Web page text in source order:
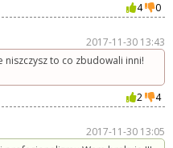
4
0
2017-11-30 13:43
niszczysz to co zbudowali inni!
2
4
2017-11-30 13:05